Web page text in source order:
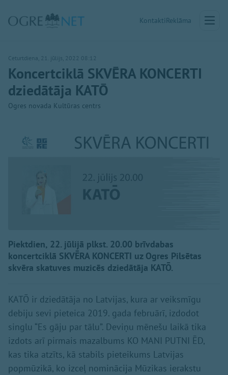
KontaktiReklāma
Ceturtdiena, 21. jūlijs, 2022 08:12
Koncertciklā SKVĒRA KONCERTI
dziedātāja KATŌ
Ogres novada Kultūras centrs
Piektdien, 22. jūlijā plkst. 20.00 brīvdabas
koncertciklā SKVĒRA KONCERTI uz Ogres Pilsētas
skvēra skatuves muzicēs dziedātāja KATŌ.
KATŌ ir dziedātāja no Latvijas, kura ar veiksmīgu
debiju sevi pieteica 2019. gada februārī, izdodot
singlu “Es gāju par tālu”. Deviņu mēnešu laikā tika
izdots arī pirmais mazalbums KO MANI PUTNI ĒD,
kas tika atzīts, kā stabils pieteikums Latvijas
popmūzikā, ko izceļ nominācija Mūzikas ierakstu